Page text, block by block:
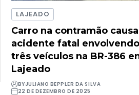
LAJEADO
Carro na contramão causa
acidente fatal
três veículos na BR-386
Lajeado
BYJULIANO BEPPLER DA SILVA
22 DE DEZEMBRO DE 2025